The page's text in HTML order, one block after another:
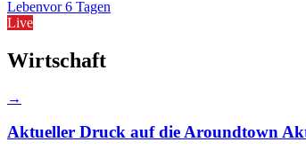
Lebenvor 6 Tagen
Live
Wirtschaft
→
Aktueller Druck auf die Aroundtown